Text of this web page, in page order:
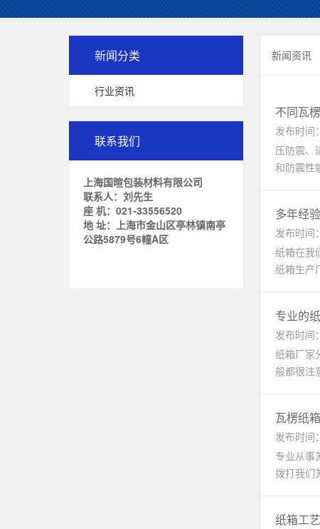
新闻分类
行业资讯
联系我们
上海国暄包装材料有限公司
联系人：刘先生
座 机：021-33556520
地 址：上海市金山区亭林镇南亭
公路5879号6幢A区
新闻资讯
不同瓦
发布时间
压防震、
和防震性
多年经
发布时间
纸箱在我
纸箱生产
专业的
发布时间
纸箱厂家
般都很注
瓦楞纸
发布时间
专业从事
拨打我们
纸箱工艺